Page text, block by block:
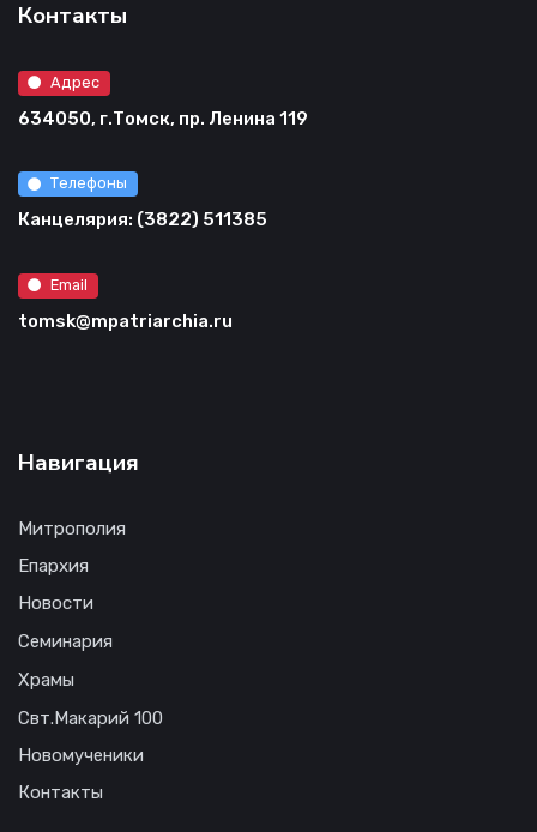
Контакты
Адрес
634050, г.Томск, пр. Ленина 119
Телефоны
Канцелярия: (3822) 511385
Email
tomsk@mpatriarchia.ru
Навигация
Митрополия
Епархия
Новости
Семинария
Храмы
Свт.Макарий 100
Новомученики
Контакты